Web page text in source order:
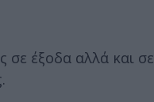
σε έξοδα αλλά και σε